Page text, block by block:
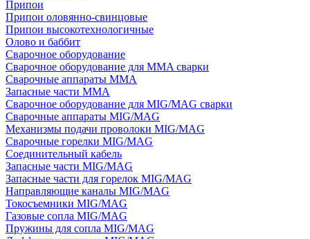
Припои
Припои оловянно-свинцовые
Припои высокотехнологичные
Олово и баббит
Сварочное оборудование
Сварочное оборудование для MMA сварки
Сварочные аппараты MMA
Запасные части MMA
Сварочное оборудование для MIG/MAG сварки
Сварочные аппараты MIG/MAG
Механизмы подачи проволоки MIG/MAG
Сварочные горелки MIG/MAG
Соединительный кабель
Запасные части MIG/MAG
Запасные части для горелок MIG/MAG
Направляющие каналы MIG/MAG
Токосъемники MIG/MAG
Газовые сопла MIG/MAG
Пружины для сопла MIG/MAG